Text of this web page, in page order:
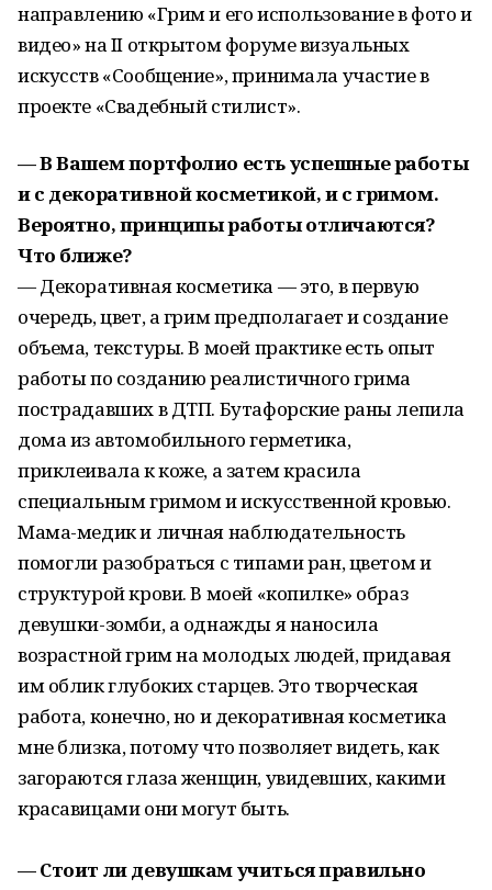
направлению «Грим и его использование в фото и
видео» на II открытом форуме визуальных
искусств «Сообщение», принимала участие в
проекте «Свадебный стилист».
— В Вашем портфолио есть успешные работы
и с декоративной косметикой, и с гримом.
Вероятно, принципы работы отличаются?
Что ближе?
— Декоративная косметика — это, в первую
очередь, цвет, а грим предполагает и создание
объема, текстуры. В моей практике есть опыт
работы по созданию реалистичного грима
пострадавших в ДТП. Бутафорские раны лепила
дома из автомобильного герметика,
приклеивала к коже, а затем красила
специальным гримом и искусственной кровью.
Мама-медик и личная наблюдательность
помогли разобраться с типами ран, цветом и
структурой крови. В моей «копилке» образ
девушки-зомби, а однажды я наносила
возрастной грим на молодых людей, придавая
им облик глубоких старцев. Это творческая
работа, конечно, но и декоративная косметика
мне близка, потому что позволяет видеть, как
загораются глаза женщин, увидевших, какими
красавицами они могут быть.
— Стоит ли девушкам учиться правильно